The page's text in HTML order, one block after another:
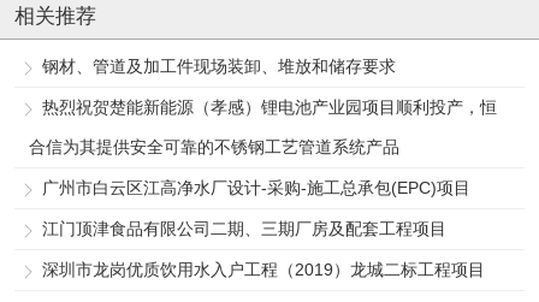
相关推荐
钢材、管道及加工件现场装卸、堆放和储存要求
热烈祝贺楚能新能源（孝感）锂电池产业园项目顺利投产，恒
合信为其提供安全可靠的不锈钢工艺管道系统产品
广州市白云区江高净水厂设计-采购-施工总承包(EPC)项目
江门顶津食品有限公司二期、三期厂房及配套工程项目
深圳市龙岗优质饮用水入户工程（2019）龙城二标工程项目